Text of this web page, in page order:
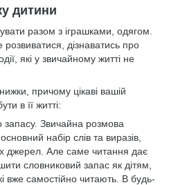
дитини
разом з іграшками, одягом.
дізнаватись про
які у звичайному житті не
причому цікаві вашій
в її житті:
запасу. Звичайна розмова
набір слів та виразів,
джерел. Але саме читання дає
словниковий запас як дітям,
вже самостійно читають. В будь-